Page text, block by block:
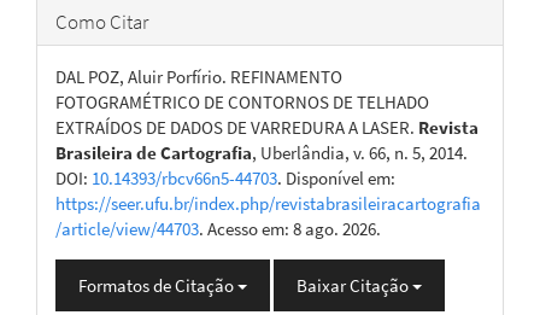
Como Citar
DAL POZ, Aluir Porfírio. REFINAMENTO
FOTOGRAMÉTRICO DE CONTORNOS DE TELHADO
EXTRAÍDOS DE DADOS DE VARREDURA A LASER. Revista
Brasileira de Cartografia, Uberlândia, v. 66, n. 5, 2014.
DOI: 10.14393/rbcv66n5-44703. Disponível em:
https://seer.ufu.br/index.php/revistabrasileiracartografia
/article/view/44703. Acesso em: 8 ago. 2026.
Formatos de Citação Baixar Citação